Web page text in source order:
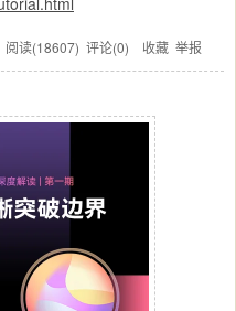
阅读(18607) 评论(0) 收藏 举报